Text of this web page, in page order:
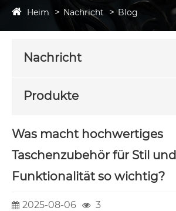
Heim Nachricht Blog
Nachricht
Produkte
Was macht hochwertiges
Taschenzubehör für Stil und
Funktionalität so wichtig?
2025-08-06
3